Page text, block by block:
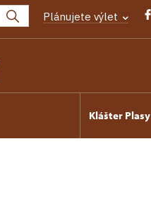
Plánujete výlet
Klášter Plasy